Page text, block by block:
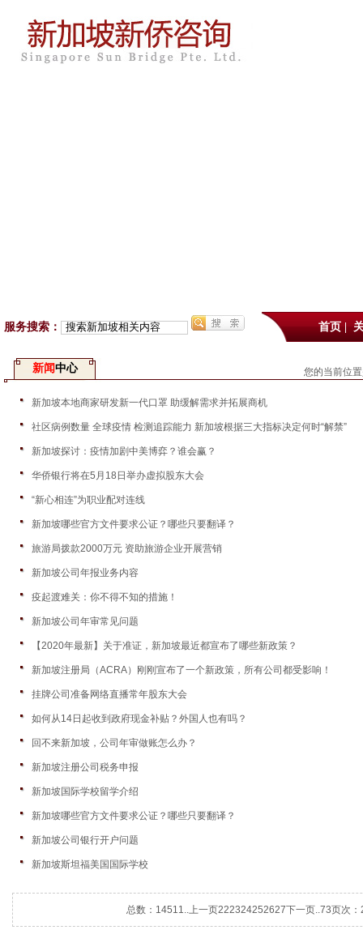
服务搜索： 首页|
您的当前位
新闻中心
新加坡本地商家研发新一代口罩 助缓解需求并拓展商机
社区病例数量 全球疫情 检测追踪能力 新加坡根据三大指标决定何时“解禁”
新加坡探讨：疫情加剧中美博弈？谁会赢？
华侨银行将在5月18日举办虚拟股东大会
“新心相连”为职业配对连线
新加坡哪些官方文件要求公证？哪些只要翻译？
旅游局拨款2000万元 资助旅游企业开展营销
新加坡公司年报业务内容
疫起渡难关：你不得不知的措施！
新加坡公司年审常见问题
【2020年最新】关于准证，新加坡最近都宣布了哪些新政策？
新加坡注册局（ACRA）刚刚宣布了一个新政策，所有公司都受影响！
挂牌公司准备网络直播常年股东大会
如何从14日起收到政府现金补贴？外国人也有吗？
回不来新加坡，公司年审做账怎么办？
新加坡注册公司税务申报
新加坡国际学校留学介绍
新加坡哪些官方文件要求公证？哪些只要翻译？
新加坡公司银行开户问题
新加坡斯坦福美国国际学校
总数：14511..上一页222324252627下一页..73页次